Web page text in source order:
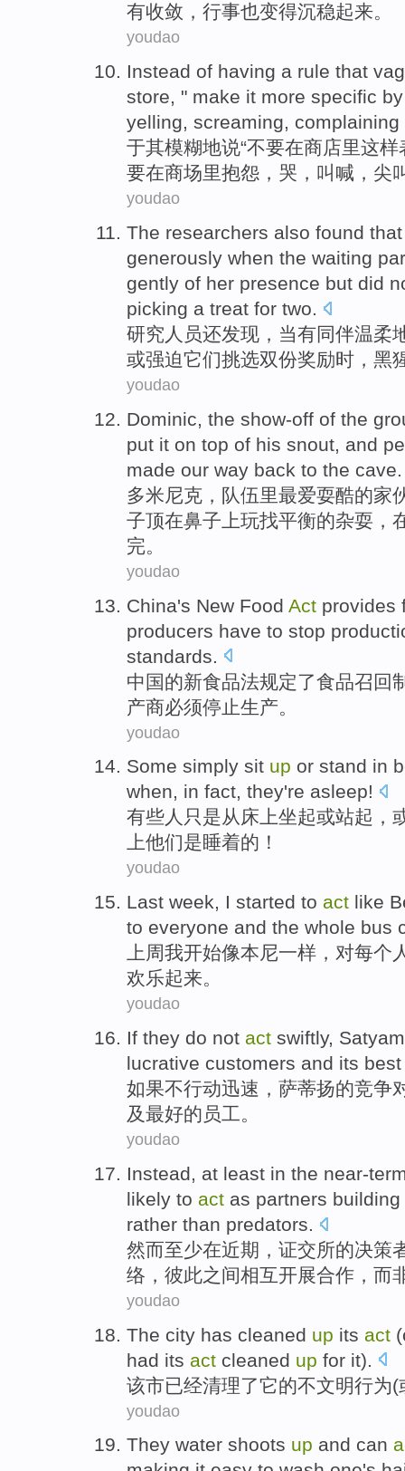
有收敛 ， 行事也变得沉稳起来。
youdao
Instead of having a rule that
store, " make it more specific
yelling, screaming, complaining
于其模糊地说“不要在商店里这样
要在商场里抱怨 ， 哭 ， 叫喊 ， 尖
youdao
The researchers also found
generously when the waiting
gently of her presence but did
picking a treat for two.
研究 人员还发现 ， 当有同伴温柔
或强迫它们挑选双份奖励时， 黑
youdao
Dominic, the show-off of the
put it on top of his snout, and
made our way back to the cave.
多米尼克 ，队伍里最爱耍酷的家
子顶在鼻子 上玩找平衡的杂耍，
完。
youdao
China's New Food Act provides
producers have to stop
standards
中国的新食品法规定了食品召回
产商必须停止生产 。
youdao
Some simply sit up or stand in
when, in fact, they're asleep!
有些人只是从床上坐起或站起，
上他们是睡着的！
youdao
Last week, I started to act like
to everyone and the whole bus
上周我开始像本尼一样，对每个
欢乐起来。
youdao
If they do not act swiftly, Satyam
lucrative customers and its best
如果不行动迅速 ， 萨蒂扬的竞争
及最好的 员工。
youdao
Instead, at least in the near-
likely to act as partners building
rather than predators.
然而至少在近期 ， 证交所的决策
络 ，彼此之间相互开展合作 ， 而
youdao
The city has cleaned up its act (
had its act cleaned up for it).
该市已经清理了它的不文明行为(
youdao
They water shoots up and can